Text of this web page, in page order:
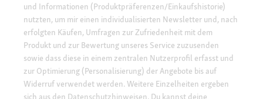
und Informationen (Produktpräferenzen/Einkaufshistorie)
nutzten, um mir einen individualisierten Newsletter und, nach
erfolgten Käufen, Umfragen zur Zufriedenheit mit dem
Produkt und zur Bewertung unseres Service zuzusenden
sowie dass diese in einem zentralen Nutzerprofil erfasst und
zur Optimierung (Personalisierung) der Angebote bis auf
Widerruf verwendet werden. Weitere Einzelheiten ergeben
sich aus den Datenschutzhinweisen. Du kannst deine